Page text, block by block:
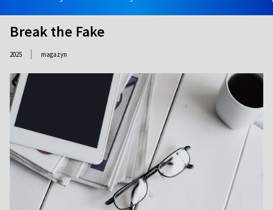
Break the Fake
2025 | magazyn